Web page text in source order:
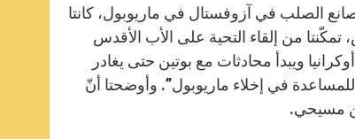
p
p
g
e
r
o
k
الصلب في آزوفستال في ماريوبول، كانتا
من إلقاء التحية على الأب الأقدس
ويبدأ محادثات مع بوتين حتى يغادر
في إخلاء ماريوبول”. وأوضحتا أنّ
مسيحي.